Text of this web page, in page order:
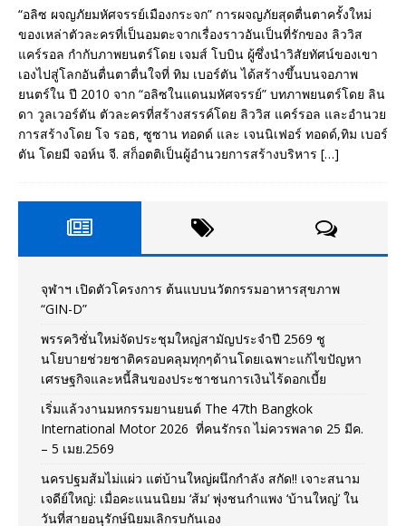
“อลิซ ผจญภัยมหัศจรรย์เมืองกระจก” การผจญภัยสุดตื่นตาครั้งใหม่
ของเหล่าตัวละครที่เป็นอมตะจากเรื่องราวอันเป็นที่รักของ ลิววิส
แคร์รอล กำกับภาพยนตร์โดย เจมส์ โบบิน ผู้ซึ่งนำวิสัยทัศน์ของเขา
เองไปสู่โลกอันตื่นตาตื่นใจที่ ทิม เบอร์ตัน ได้สร้างขึ้นบนจอภาพ
ยนตร์ใน ปี 2010 จาก “อลิซในแดนมหัศจรรย์” บทภาพยนตร์โดย ลิน
ดา วูลเวอร์ตัน ตัวละครที่สร้างสรรค์โดย ลิววิส แคร์รอล และอำนวย
การสร้างโดย โจ รอธ, ซูซาน ทอดด์ และ เจนนิเฟอร์ ทอดด์,ทิม เบอร์
ตัน โดยมี จอห์น จี. สก็อตติเป็นผู้อำนวยการสร้างบริหาร […]
จุฬาฯ เปิดตัวโครงการ ต้นแบบนวัตกรรมอาหารสุขภาพ
“GIN-D”
พรรควิชั่นใหม่จัดประชุมใหญ่สามัญประจำปี 2569 ชู
นโยบายช่วยชาติครอบคลุมทุกๆด้านโดยเฉพาะแก้ไขปัญหา
เศรษฐกิจและหนี้สินของประชาชนการเงินไร้ดอกเบี้ย
เริ่มแล้วงานมหกรรมยานยนต์ The 47th Bangkok
International Motor 2026 ที่คนรักรถ ไม่ควรพลาด 25 มีค.
– 5 เมย.2569
นครปฐมส้มไม่แผ่ว แต่บ้านใหญ่ผนึกกำลัง สกัด!! เจาะสนาม
เจดีย์ใหญ่: เมื่อคะแนนนิยม ‘ส้ม’ พุ่งชนกำแพง ‘บ้านใหญ่’ ใน
วันที่สายอนุรักษ์นิยมเลิกรบกันเอง